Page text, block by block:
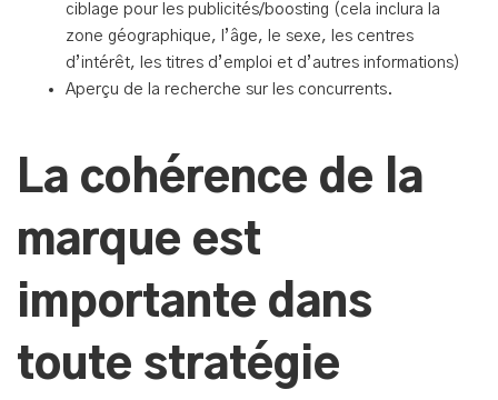
ciblage pour les publicités/boosting (cela inclura la
zone géographique, l’âge, le sexe, les centres
d’intérêt, les titres d’emploi et d’autres informations)
Aperçu de la recherche sur les concurrents.
La cohérence de la
marque est
importante dans
toute stratégie